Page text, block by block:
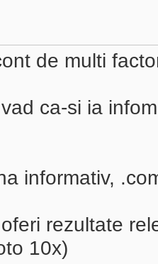
de multi
ca-si ia
informativ,
rezultate
10x)